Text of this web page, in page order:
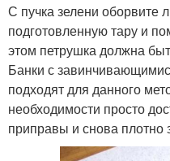
С пучка зелени оборвите
подготовленную тару и
этом петрушка должна
Банки с
подходят для данного
необходимости просто
приправы и снова плотно